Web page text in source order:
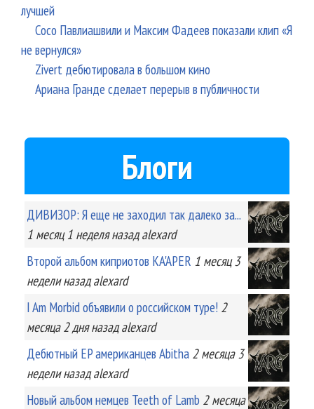
лучшей
Сосо Павлиашвили и Максим Фадеев показали клип «Я
не вернулся»
Zivert дебютировала в большом кино
Ариана Гранде сделает перерыв в публичности
Блоги
ДИВИЗОР: Я еще не заходил так далеко за...
1 месяц 1 неделяназад alexard
Второй альбом киприотов KA'APER 1 месяц 3
неделиназад alexard
I Am Morbid объявили о российском туре! 2
месяца 2 дняназад alexard
Дебютный EP американцев Abitha 2 месяца 3
неделиназад alexard
Новый альбом немцев Teeth of Lamb 2 месяца